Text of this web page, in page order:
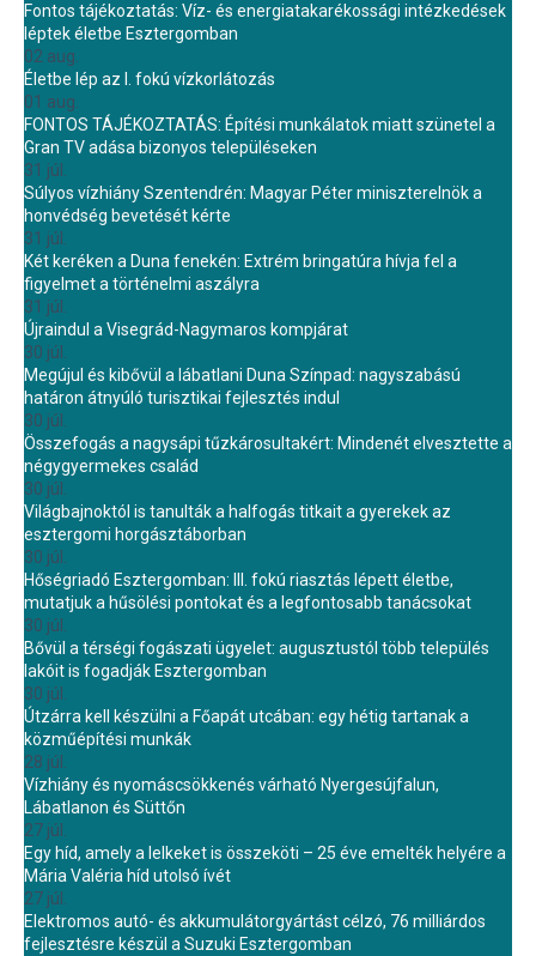
Fontos tájékoztatás: Víz- és energiatakarékossági intézkedések
léptek életbe Esztergomban
02 aug.
Életbe lép az I. fokú vízkorlátozás
01 aug.
FONTOS TÁJÉKOZTATÁS: Építési munkálatok miatt szünetel a
Gran TV adása bizonyos településeken
31 júl.
Súlyos vízhiány Szentendrén: Magyar Péter miniszterelnök a
honvédség bevetését kérte
31 júl.
Két keréken a Duna fenekén: Extrém bringatúra hívja fel a
figyelmet a történelmi aszályra
31 júl.
Újraindul a Visegrád-Nagymaros kompjárat
30 júl.
Megújul és kibővül a lábatlani Duna Színpad: nagyszabású
határon átnyúló turisztikai fejlesztés indul
30 júl.
Összefogás a nagysápi tűzkárosultakért: Mindenét elvesztette a
négygyermekes család
30 júl.
Világbajnoktól is tanulták a halfogás titkait a gyerekek az
esztergomi horgásztáborban
30 júl.
Hőségriadó Esztergomban: III. fokú riasztás lépett életbe,
mutatjuk a hűsölési pontokat és a legfontosabb tanácsokat
30 júl.
Bővül a térségi fogászati ügyelet: augusztustól több település
lakóit is fogadják Esztergomban
30 júl.
Útzárra kell készülni a Főapát utcában: egy hétig tartanak a
közműépítési munkák
28 júl.
Vízhiány és nyomáscsökkenés várható Nyergesújfalun,
Lábatlanon és Süttőn
27 júl.
Egy híd, amely a lelkeket is összeköti – 25 éve emelték helyére a
Mária Valéria híd utolsó ívét
27 júl.
Elektromos autó- és akkumulátorgyártást célzó, 76 milliárdos
fejlesztésre készül a Suzuki Esztergomban